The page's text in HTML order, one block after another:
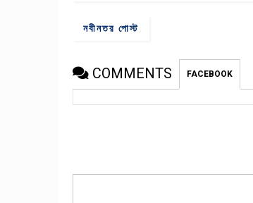
নবীনতর পোস্ট
COMMENTS FACEBOOK